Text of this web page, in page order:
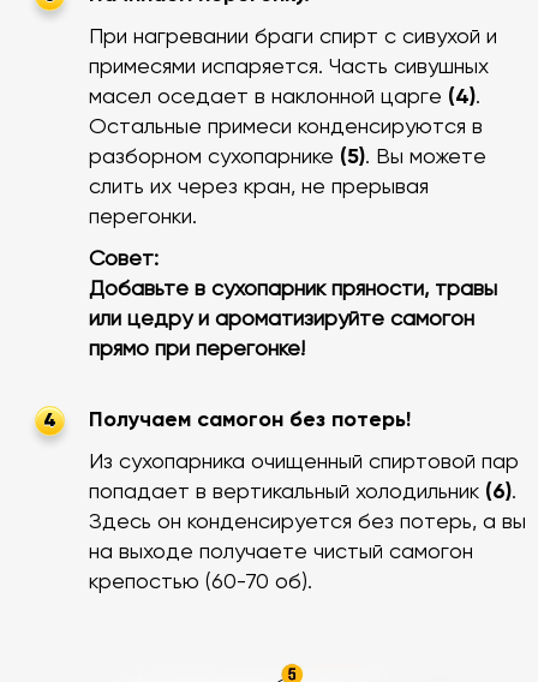
При нагревании браги спирт с сивухой и
примесями испаряется. Часть сивушных
масел оседает в наклонной царге (4).
Остальные примеси конденсируются в
разборном сухопарнике (5). Вы можете
слить их через кран, не прерывая
перегонки.
Совет:
Добавьте в сухопарник пряности, травы
или цедру и ароматизируйте самогон
прямо при перегонке!
4
Получаем самогон без потерь!
Из сухопарника очищенный спиртовой пар
попадает в вертикальный холодильник (6).
Здесь он конденсируется без потерь, а вы
на выходе получаете чистый самогон
крепостью (60-70 об).